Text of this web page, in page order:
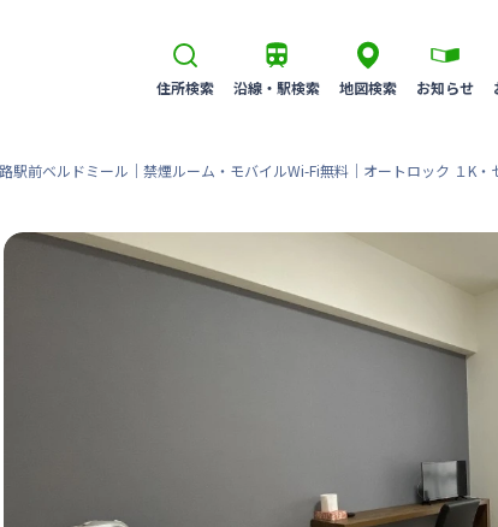
住所検索 沿線・駅検索 地図検索 お知らせ
路駅前ベルドミール｜禁煙ルーム・モバイルWi-Fi無料｜オートロック １K